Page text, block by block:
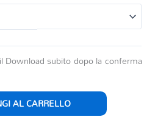
Download subito dopo la conferma
AL CARRELLO